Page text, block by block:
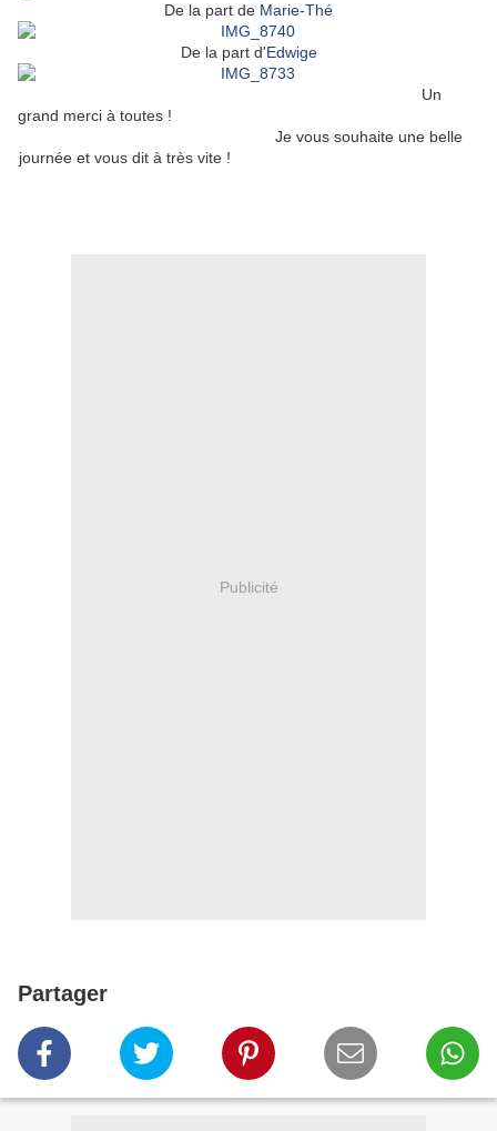
De la part de Marie-Thé
De la part d'Edwige
Un
grand merci à toutes !
Je vous souhaite une belle
journée et vous dit à très vite !
Publicité
Partager